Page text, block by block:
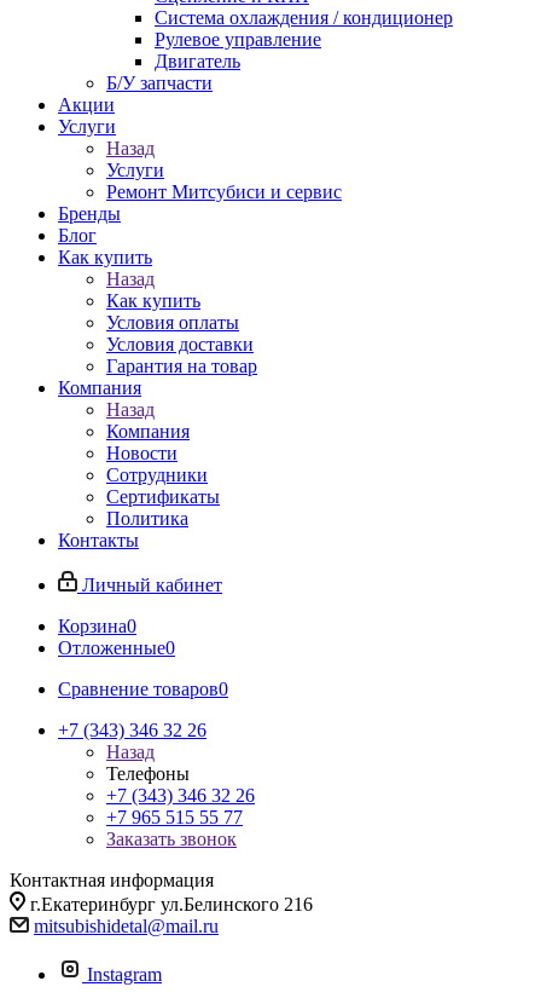
Система охлаждения / кондиционер
Рулевое управление
Двигатель
Б/У запчасти
Акции
Услуги
Назад
Услуги
Ремонт Митсубиси и сервис
Бренды
Блог
Как купить
Назад
Как купить
Условия оплаты
Условия доставки
Гарантия на товар
Компания
Назад
Компания
Новости
Сотрудники
Сертификаты
Политика
Контакты
Личный кабинет
Корзина0
Отложенные0
Сравнение товаров0
+7 (343) 346 32 26
Назад
Телефоны
+7 (343) 346 32 26
+7 965 515 55 77
Заказать звонок
Контактная информация
г.Екатеринбург ул.Белинского 216
mitsubishidetal@mail.ru
Instagram